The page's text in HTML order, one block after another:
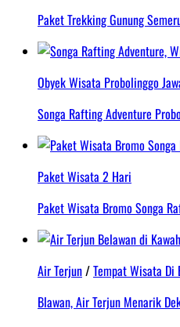
Paket Trekking Gunung
Obyek Wisata Probolinggo
Songa Rafting Adventure
Paket Wisata 2 Hari
Paket Wisata Bromo Songa
Air Terjun/Tempat Wisata Di
Blawan, Air Terjun Menarik